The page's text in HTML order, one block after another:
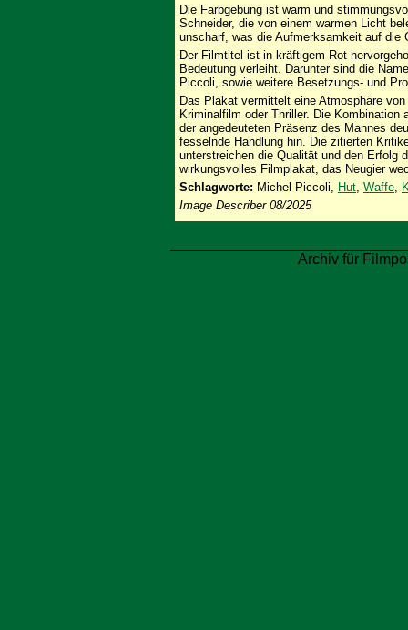
Die Farbgebung ist warm und
Schneider, die von einem warmen Licht
unscharf, was die Aufmerksamkeit auf die
Der Filmtitel ist in kräftigem Rot
Bedeutung verleiht. Darunter sind die
Piccoli, sowie weitere Besetzungs- und
Das Plakat vermittelt eine Atmosphäre
Kriminalfilm oder Thriller. Die
der angedeuteten Präsenz des Mannes
fesselnde Handlung hin. Die zitierten
unterstreichen die Qualität und den
wirkungsvolles Filmplakat, das Neugier
Schlagworte: Michel Piccoli, Hut, Waffe,
Image Describer 08/2025
Archiv für